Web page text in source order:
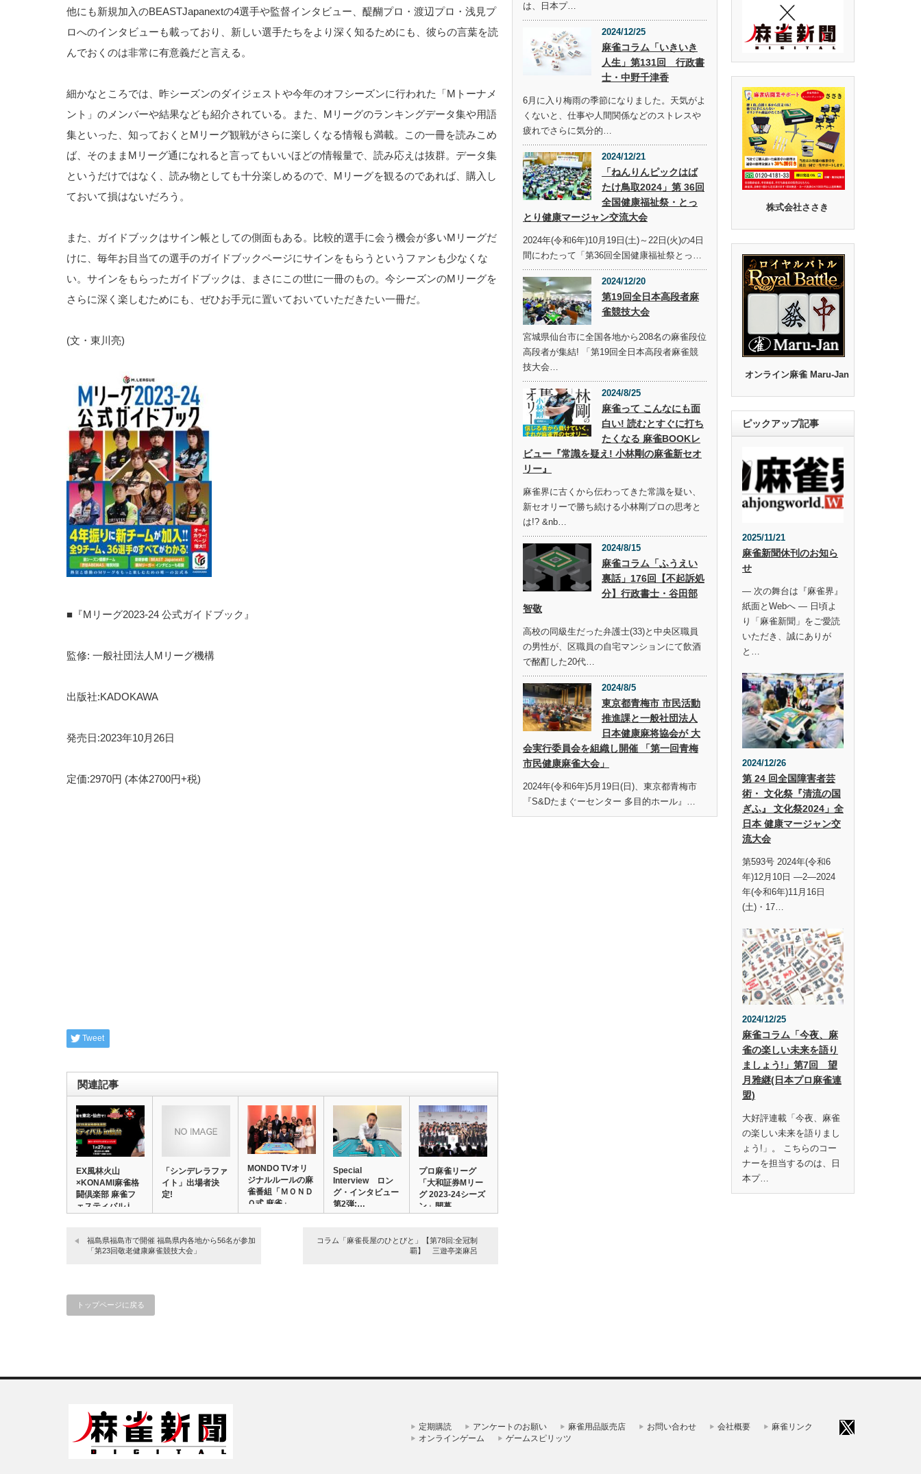
他にも新規加入のBEASTJapanextの4選手や監督インタビュー、醍醐プロ・渡辺プロ・浅見プ
ロへのインタビューも載っており、新しい選手たちをより深く知るためにも、彼らの言葉を読
んでおくのは非常に有意義だと言える。
細かなところでは、昨シーズンのダイジェストや今年のオフシーズンに行われた「Mトーナメ
ント」のメンバーや結果なども紹介されている。また、Mリーグのランキングデータ集や用語
集といった、知っておくとMリーグ観戦がさらに楽しくなる情報も満載。この一冊を読みこめ
ば、そのままMリーグ通になれると言ってもいいほどの情報量で、読み応えは抜群。データ集
というだけではなく、読み物としても十分楽しめるので、Mリーグを観るのであれば、購入し
ておいて損はないだろう。
また、ガイドブックはサイン帳としての側面もある。比較的選手に会う機会が多いMリーグだ
けに、毎年お目当ての選手のガイドブックページにサインをもらうというファンも少なくな
い。サインをもらったガイドブックは、まさにこの世に一冊のもの。今シーズンのMリーグを
さらに深く楽しむためにも、ぜひお手元に置いておいていただきたい一冊だ。
(文・東川亮)
■『Mリーグ2023‐24 公式ガイドブック』
監修: 一般社団法人Mリーグ機構
出版社:KADOKAWA
発売日:2023年10月26日
定価:2970円 (本体2700円+税)
Tweet
関連記事
EX風林火山
×KONAMI麻雀格
闘倶楽部 麻雀フ
ェスティバル i…
「シンデレラファ
イト」出場者決
定!
MONDO TVオリ
ジナルルールの麻
雀番組「ＭＯＮＤ
Ｏ式 麻雀」…
Special
Interview ロン
グ・インタビュー
第2弾:…
プロ麻雀リーグ
「大和証券Mリー
グ 2023‐24シーズ
ン」開幕…
福島県福島市で開催 福島県内各地から56名が参加
「第23回敬老健康麻雀競技大会」
コラム「麻雀長屋のひとびと」【第78回:全冠制
覇】 三遊亭楽麻呂
トップページに戻る
は、日本プ…
2024/12/25
麻雀コラム「いきいき
人生」第131回 行政書
士・中野千津香
6月に入り梅雨の季節になりました。天気がよ
くないと、仕事や人間関係などのストレスや
疲れでさらに気分的…
2024/12/21
「ねんりんピックはば
たけ鳥取2024」第 36回
全国健康福祉祭・とっ
とり健康マージャン交流大会
2024年(令和6年)10月19日(土)～22日(火)の4日
間にわたって「第36回全国健康福祉祭とっ…
2024/12/20
第19回全日本高段者麻
雀競技大会
宮城県仙台市に全国各地から208名の麻雀段位
高段者が集結! 「第19回全日本高段者麻雀競
技大会…
2024/8/25
麻雀って こんなにも面
白い! 読むとすぐに打ち
たくなる 麻雀BOOKレ
ビュー『常識を疑え! 小林剛の麻雀新セオ
リー』
麻雀界に古くから伝わってきた常識を疑い、
新セオリーで勝ち続ける小林剛プロの思考と
は!? &nb…
2024/8/15
麻雀コラム「ふうえい
裏話」176回【不起訴処
分】行政書士・谷田部
智敬
高校の同級生だった弁護士(33)と中央区職員
の男性が、区職員の自宅マンションにて飲酒
で酩酊した20代…
2024/8/5
東京都青梅市 市民活動
推進課と一般社団法人
日本健康麻将協会が 大
会実行委員会を組織し開催 「第一回青梅
市民健康麻雀大会」
2024年(令和6年)5月19日(日)、東京都青梅市
『S&Dたまぐーセンター 多目的ホール』…
株式会社ささき
オンライン麻雀 Maru-Jan
ピックアップ記事
2025/11/21
麻雀新聞休刊のお知ら
せ
― 次の舞台は『麻雀界』
紙面とWebへ ― 日頃よ
り「麻雀新聞」をご愛読
いただき、誠にありが
と…
2024/12/26
第 24 回全国障害者芸
術・ 文化祭『清流の国
ぎふ』 文化祭2024」全
日本 健康マージャン交
流大会
第593号 2024年(令和6
年)12月10日 —2—2024
年(令和6年)11月16日
(土)・17…
2024/12/25
麻雀コラム「今夜、麻
雀の楽しい未来を語り
ましょう!」第7回 望
月雅継(日本プロ麻雀連
盟)
大好評連載「今夜、麻雀
の楽しい未来を語りまし
ょう!」。 こちらのコー
ナーを担当するのは、日
本プ…
定期購読 アンケートのお願い 麻雀用品販売店 お問い合わせ 会社概要
麻雀リンク
オンラインゲーム
ゲームスピリッツ